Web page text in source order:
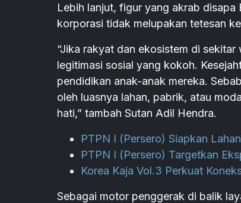
Lebih lanjut, figur yang akrab disapa
korporasi tidak melupakan tetesan
“Jika rakyat dan ekosistem di
legitimasi sosial yang kokoh.
pendidikan anak-anak mereka.
oleh luasnya lahan, pabrik, atau
hati,” tambah Sutan Adil Hendra.
PTPN I (Persero) Siapkan
PTPN I (Persero) Targetkan
Korea Kaja Vol.3 Perkuat
Sebagai motor penggerak di balik